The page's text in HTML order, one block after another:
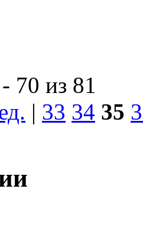
70 из 81
| 33 34 35